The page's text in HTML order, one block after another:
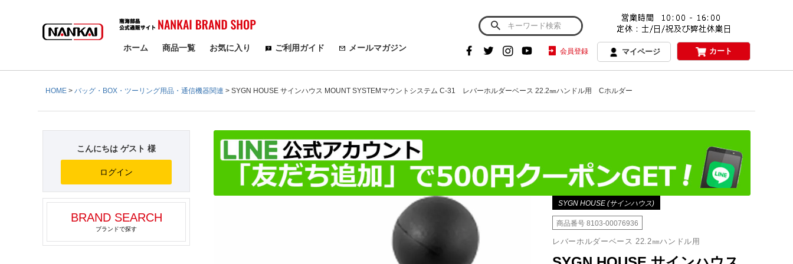
検索
ホーム 商品一覧 お気に入り ご利用ガイド メールマガジン 会員登録 マイページ カート
HOME バッグ・BOX・ツーリング用品・通信機器関連 SYGN HOUSE サインハウス MOUNT SYSTEMマウントシステム C-31 レバーホルダーベース 22.2㎜ハンドル用 Cホルダー
こんにちは ゲスト 様
ログイン
BRAND SEARCH
ブランドで探す
SYGN HOUSE (サインハウス)
商品番号 8103-00076936
レバーホルダーベース 22.2㎜ハンドル用